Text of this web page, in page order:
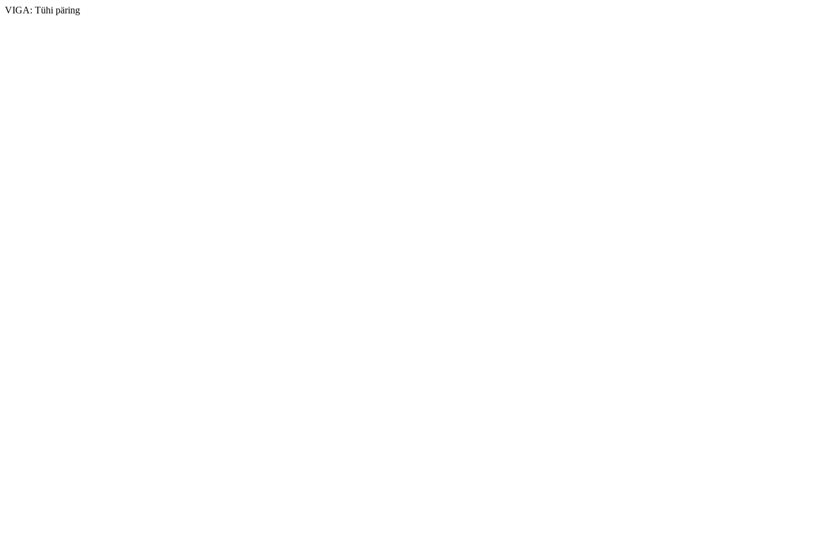
VIGA: Tühi päring